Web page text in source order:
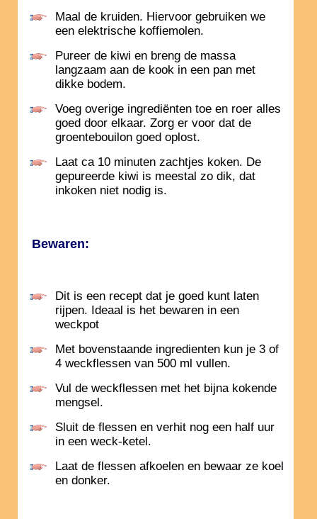
Maal de kruiden. Hiervoor gebruiken we
een elektrische koffiemolen.
Pureer de kiwi en breng de massa
langzaam aan de kook in een pan met
dikke bodem.
Voeg overige ingrediënten toe en roer alles
goed door elkaar. Zorg er voor dat de
groentebouilon goed oplost.
Laat ca 10 minuten zachtjes koken. De
gepureerde kiwi is meestal zo dik, dat
inkoken niet nodig is.
Bewaren:
Dit is een recept dat je goed kunt laten
rijpen. Ideaal is het bewaren in een
weckpot
Met bovenstaande ingredienten kun je 3 of
4 weckflessen van 500 ml vullen.
Vul de weckflessen met het bijna kokende
mengsel.
Sluit de flessen en verhit nog een half uur
in een weck-ketel.
Laat de flessen afkoelen en bewaar ze koel
en donker.